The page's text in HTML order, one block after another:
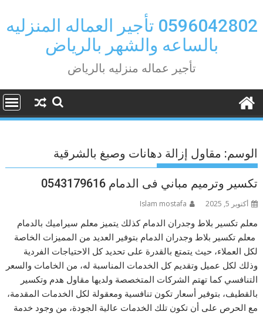
to
content
0596042802 تأجير العماله المنزليه
بالساعه والشهر بالرياض
تأجير عماله منزليه بالرياض
الوسم: مقاول إزالة دهانات وصبغ بالشرقية
تكسير وترميم مباني فى الدمام 0543179616
أكتوبر 5, 2025 Islam mostafa
معلم تكسير بلاط وجدران الدمام كذلك يتميز معلم سيراميك بالدمام
معلم تكسير بلاط وجدران الدمام بتوفير العديد من المميزات الخاصة
لكل العملاء، حيث يتمتع بالقدرة على تحديد كل الاحتياجات الفردية
وذلك لكل عميل وتقديم كل الخدمات المناسبة له، من الخامات والسعر
التنافسي كما تهتم الشركات المتخصصة ولديها مقاول هدم وتكسير
بالقطيف، بتوفير أسعار تكون تنافسية ومعقولة لكل الخدمات المقدمة،
مع الحرص على أن تكون تلك الخدمات عالية الجودة، من وجود خدمة